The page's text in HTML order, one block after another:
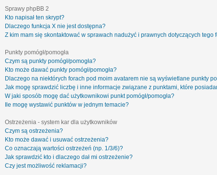
Sprawy phpBB 2
Kto napisał ten skrypt?
Dlaczego funkcja X nie jest dostępna?
Z kim mam się skontaktować w sprawach nadużyć i prawnych dotyczących tego
Punkty pomógł/pomogła
Czym są punkty pomógł/pomogła?
Kto może dawać punkty pomógł/pomogła?
Dlaczego na niektórych forach pod moim avatarem nie są wyświetlane punkty
Jak mogę sprawdzić liczbę i inne informacje związane z punktami, które
W jaki sposób mogę dać użytkownikowi punkt pomógł/pomogła?
Ile mogę wystawić punktów w jednym temacie?
Ostrzeżenia - system kar dla użytkowników
Czym są ostrzeżenia?
Kto może dawać i usuwać ostrzeżenia?
Co oznaczają wartości ostrzeżeń (np. 1/3/6)?
Jak sprawdzić kto i dlaczego dał mi ostrzeżenie?
Czy jest możliwość reklamacji?